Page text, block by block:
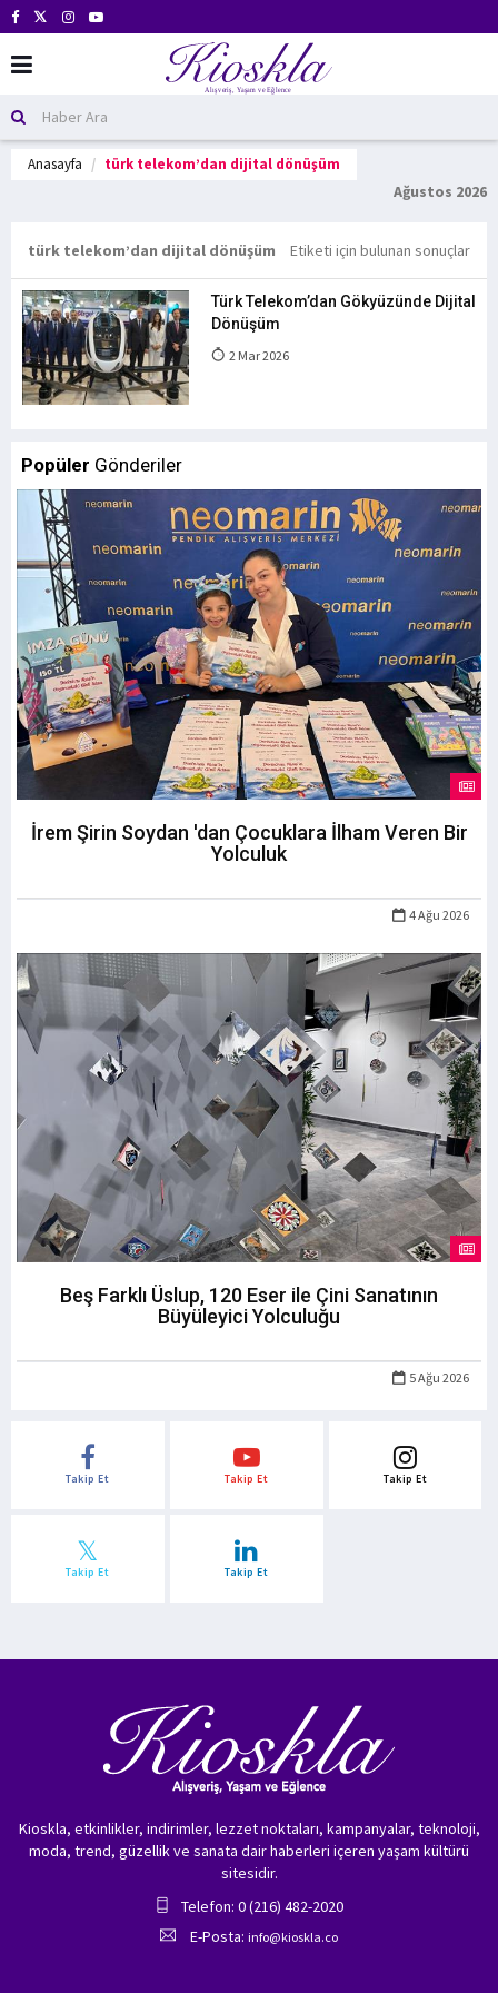
Anasayfa türk telekom’dan dijital dönüşüm
Ağustos 2026
türk telekom’dan dijital dönüşüm Etiketi için bulunan sonuçlar
Türk Telekom’dan Gökyüzünde Dijital
Dönüşüm
2 Mar 2026
Popüler Gönderiler
İrem Şirin Soydan 'dan Çocuklara İlham Veren Bir
Yolculuk
4 Ağu 2026
Beş Farklı Üslup, 120 Eser ile Çini Sanatının
Büyüleyici Yolculuğu
5 Ağu 2026
Takip Et Takip Et Takip Et
Takip Et Takip Et
Kioskla, etkinlikler, indirimler, lezzet noktaları, kampanyalar, teknoloji,
moda, trend, güzellik ve sanata dair haberleri içeren yaşam kültürü
sitesidir.
Telefon: 0 (216) 482-2020
E-Posta: info@kioskla.co